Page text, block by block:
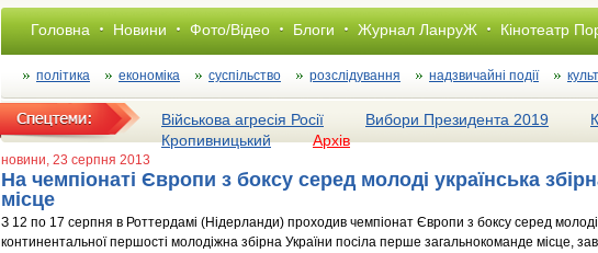
Головна Новини Фото/Відео Блоги Журнал ЛанруЖ Кінотеатр
політика економіка суспільство розслiдування надзвичайні події
Військова агресія Росії Вибори Президента 2019
Кропивницький
Архів
новини, 23 серпня 2013
На чемпіонаті Європи з боксу серед молоді українська
місце
З 12 по 17 серпня в Роттердамі (Нідерланди) проходив чемпіонат Європи з боксу серед
континентальної першості молодіжна збірна України посіла перше загальнокоманде місце,